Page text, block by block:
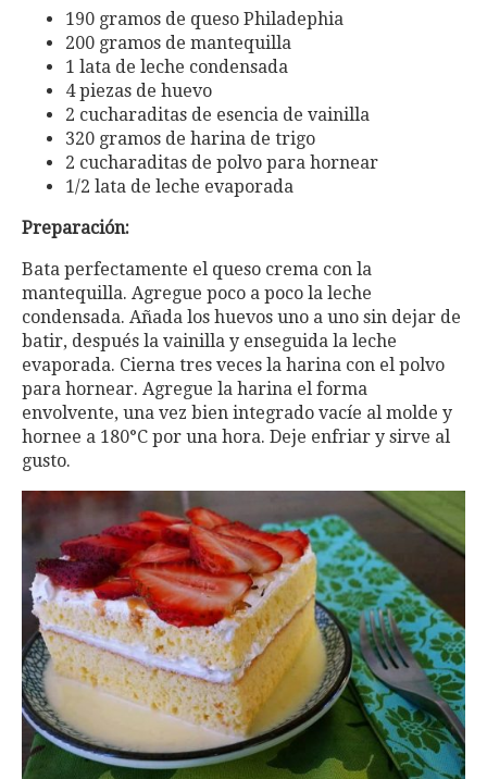
190 gramos de queso Philadephia
200 gramos de mantequilla
1 lata de leche condensada
4 piezas de huevo
2 cucharaditas de esencia de vainilla
320 gramos de harina de trigo
2 cucharaditas de polvo para hornear
1/2 lata de leche evaporada
Preparación:
Bata perfectamente el queso crema con la
mantequilla. Agregue poco a poco la leche
condensada. Añada los huevos uno a uno sin dejar de
batir, después la vainilla y enseguida la leche
evaporada. Cierna tres veces la harina con el polvo
para hornear. Agregue la harina el forma
envolvente, una vez bien integrado vací­e al molde y
hornee a 180°C por una hora. Deje enfriar y sirve al
gusto.